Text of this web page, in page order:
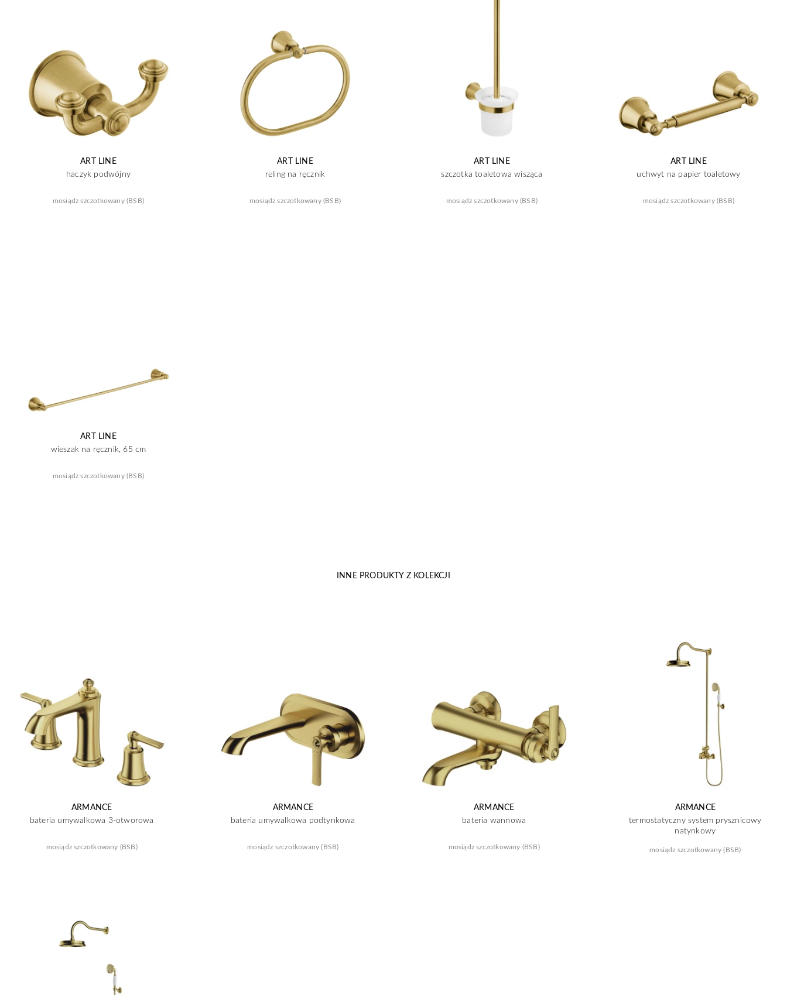
ART LINE
haczyk podwójny
mosiądz szczotkowany (BSB)
ART LINE
reling na ręcznik
mosiądz szczotkowany (BSB)
ART LINE
szczotka toaletowa wisząca
mosiądz szczotkowany (BSB)
ART LINE
uchwyt na papier toaletowy
mosiądz szczotkowany (BSB)
ART LINE
wieszak na ręcznik, 65 cm
mosiądz szczotkowany (BSB)
INNE PRODUKTY Z KOLEKCJI
ARMANCE
bateria umywalkowa 3-otworowa
mosiądz szczotkowany (BSB)
ARMANCE
bateria umywalkowa podtynkowa
mosiądz szczotkowany (BSB)
ARMANCE
bateria wannowa
mosiądz szczotkowany (BSB)
ARMANCE
termostatyczny system prysznicowy
natynkowy
mosiądz szczotkowany (BSB)